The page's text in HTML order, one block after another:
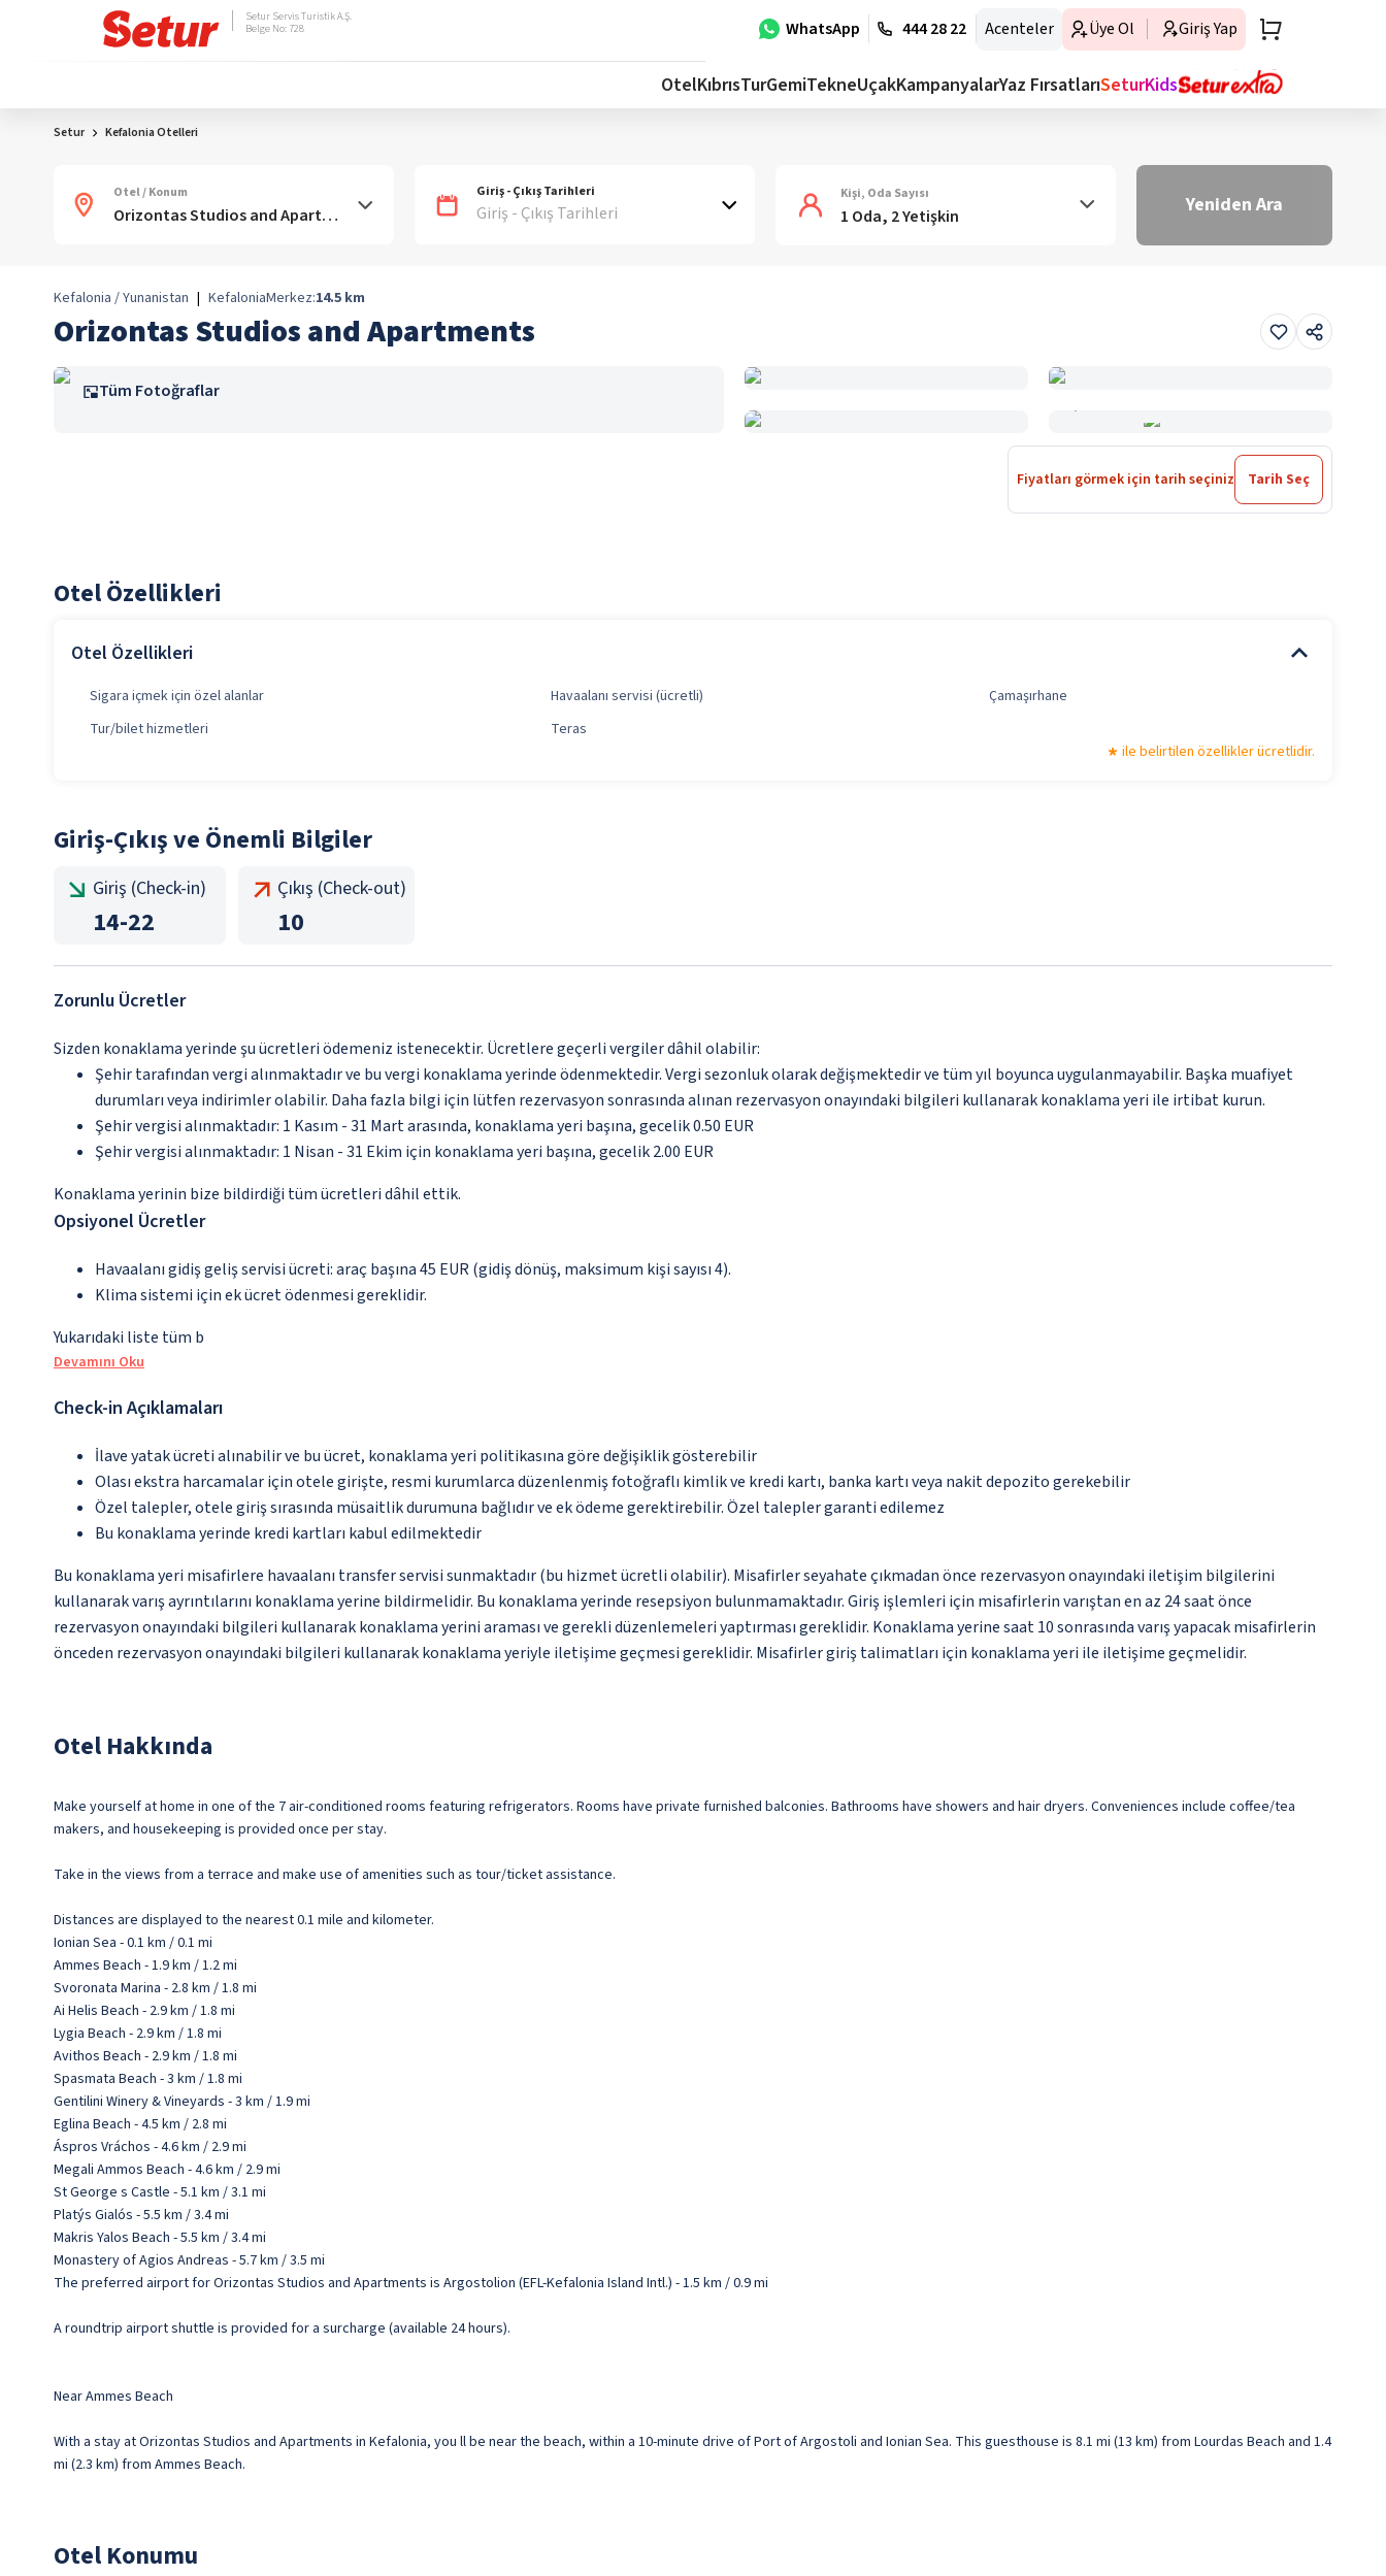
WhatsApp 444 28 22 Acenteler Üye Ol Giriş Yap
Setur Servis Turistik A.Ş.
Belge No: 728
OtelKıbrısTurGemiTekneUçakKampanyalarYaz FırsatlarıSeturKids
Setur Kefalonia Otelleri
Otel / Konum Giriş - Çıkış Tarihleri
Giriş - Çıkış Tarihleri
Kişi, Oda Sayısı
1 Oda, 2 Yetişkin Yeniden Ara
Kefalonia / Yunanistan | KefaloniaMerkez:14.5 km
Orizontas Studios and Apartments
Tüm Fotoğraflar
Fiyatları görmek için tarih seçiniz Tarih Seç
Otel Özellikleri
Otel Özellikleri
Sigara içmek için özel alanlar Havaalanı servisi (ücretli)
Çamaşırhane
Tur/bilet hizmetleri
Teras
ile belirtilen özellikler ücretlidir.
Giriş-Çıkış ve Önemli Bilgiler
Giriş (Check-in)
14-22
Çıkış (Check-out)
10
Zorunlu Ücretler
Sizden konaklama yerinde şu ücretleri ödemeniz istenecektir. Ücretlere geçerli vergiler dâhil olabilir:
Şehir tarafından vergi alınmaktadır ve bu vergi konaklama yerinde ödenmektedir. Vergi sezonluk olarak değişmektedir ve tüm yıl boyunca uygulanmayabilir. Başka muafiyet
durumları veya indirimler olabilir. Daha fazla bilgi için lütfen rezervasyon sonrasında alınan rezervasyon onayındaki bilgileri kullanarak konaklama yeri ile irtibat kurun.
Şehir vergisi alınmaktadır: 1 Kasım - 31 Mart arasında, konaklama yeri başına, gecelik 0.50 EUR
Şehir vergisi alınmaktadır: 1 Nisan - 31 Ekim için konaklama yeri başına, gecelik 2.00 EUR
Konaklama yerinin bize bildirdiği tüm ücretleri dâhil ettik.
Opsiyonel Ücretler
Havaalanı gidiş geliş servisi ücreti: araç başına 45 EUR (gidiş dönüş, maksimum kişi sayısı 4).
Klima sistemi için ek ücret ödenmesi gereklidir.
Yukarıdaki liste tüm b
Devamını Oku
Check-in Açıklamaları
İlave yatak ücreti alınabilir ve bu ücret, konaklama yeri politikasına göre değişiklik gösterebilir
Olası ekstra harcamalar için otele girişte, resmi kurumlarca düzenlenmiş fotoğraflı kimlik ve kredi kartı, banka kartı veya nakit depozito gerekebilir
Özel talepler, otele giriş sırasında müsaitlik durumuna bağlıdır ve ek ödeme gerektirebilir. Özel talepler garanti edilemez
Bu konaklama yerinde kredi kartları kabul edilmektedir
Bu konaklama yeri misafirlere havaalanı transfer servisi sunmaktadır (bu hizmet ücretli olabilir). Misafirler seyahate çıkmadan önce rezervasyon onayındaki iletişim bilgilerini
kullanarak varış ayrıntılarını konaklama yerine bildirmelidir. Bu konaklama yerinde resepsiyon bulunmamaktadır. Giriş işlemleri için misafirlerin varıştan en az 24 saat önce
rezervasyon onayındaki bilgileri kullanarak konaklama yerini araması ve gerekli düzenlemeleri yaptırması gereklidir. Konaklama yerine saat 10 sonrasında varış yapacak misafirlerin
önceden rezervasyon onayındaki bilgileri kullanarak konaklama yeriyle iletişime geçmesi gereklidir. Misafirler giriş talimatları için konaklama yeri ile iletişime geçmelidir.
Otel Hakkında
Make yourself at home in one of the 7 air-conditioned rooms featuring refrigerators. Rooms have private furnished balconies. Bathrooms have showers and hair dryers. Conveniences include coffee/tea
makers, and housekeeping is provided once per stay.
Take in the views from a terrace and make use of amenities such as tour/ticket assistance.
Distances are displayed to the nearest 0.1 mile and kilometer.
Ionian Sea - 0.1 km / 0.1 mi
Ammes Beach - 1.9 km / 1.2 mi
Svoronata Marina - 2.8 km / 1.8 mi
Ai Helis Beach - 2.9 km / 1.8 mi
Lygia Beach - 2.9 km / 1.8 mi
Avithos Beach - 2.9 km / 1.8 mi
Spasmata Beach - 3 km / 1.8 mi
Gentilini Winery & Vineyards - 3 km / 1.9 mi
Eglina Beach - 4.5 km / 2.8 mi
Áspros Vráchos - 4.6 km / 2.9 mi
Megali Ammos Beach - 4.6 km / 2.9 mi
St George s Castle - 5.1 km / 3.1 mi
Platýs Gialós - 5.5 km / 3.4 mi
Makris Yalos Beach - 5.5 km / 3.4 mi
Monastery of Agios Andreas - 5.7 km / 3.5 mi
The preferred airport for Orizontas Studios and Apartments is Argostolion (EFL-Kefalonia Island Intl.) - 1.5 km / 0.9 mi
A roundtrip airport shuttle is provided for a surcharge (available 24 hours).
Near Ammes Beach
With a stay at Orizontas Studios and Apartments in Kefalonia, you ll be near the beach, within a 10-minute drive of Port of Argostoli and Ionian Sea. This guesthouse is 8.1 mi (13 km) from Lourdas Beach and 1.4
mi (2.3 km) from Ammes Beach.
Otel Konumu